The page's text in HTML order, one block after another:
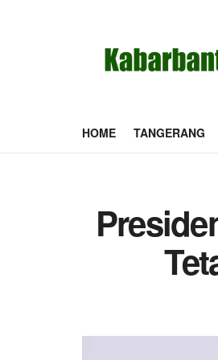
HOME TANGERANG